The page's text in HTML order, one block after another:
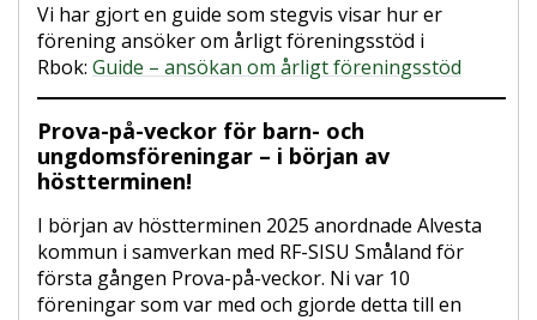
Vi har gjort en guide som stegvis visar hur er
förening ansöker om årligt föreningsstöd i
Rbok: Guide – ansökan om årligt föreningsstöd
Prova-på-veckor för barn- och
ungdomsföreningar – i början av
höstterminen!
I början av höstterminen 2025 anordnade Alvesta
kommun i samverkan med RF-SISU Småland för
första gången Prova-på-veckor. Ni var 10
föreningar som var med och gjorde detta till en